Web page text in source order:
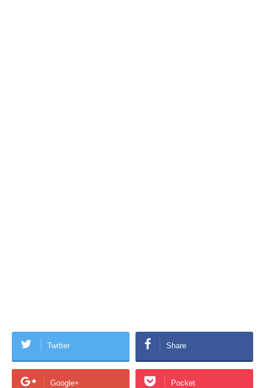
Twitter Share
Google+ Pocket